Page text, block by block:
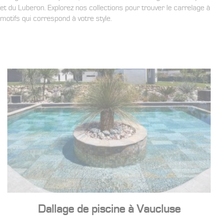
et du Luberon. Explorez nos collections pour trouver le carrelage à
motifs qui correspond à votre style.
Dallage de piscine à Vaucluse